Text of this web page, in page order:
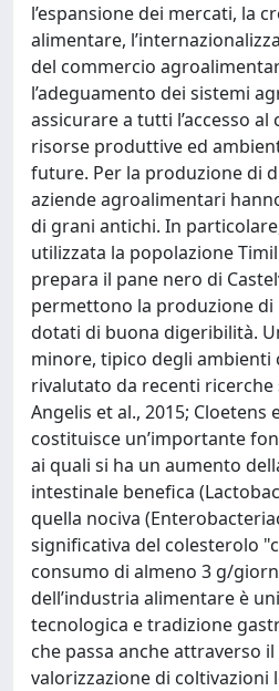
l’espansione dei mercati, la
alimentare,
del commercio
l’adeguamento dei sistemi
assicurare a tutti l’accesso
risorse produttive ed
future. Per la produzione di
aziende agroalimentari
di grani antichi. In
utilizzata la popolazione
prepara il pane nero di
permettono la produzione di
dotati di buona digeribilità.
minore, tipico degli ambienti
rivalutato da recenti ricerche
Angelis et al., 2015; Cloetens
costituisce un’importante
ai quali si ha un aumento
intestinale benefica
quella nociva
significativa del colesterolo
consumo di almeno 3 g/
dell’industria alimentare è
tecnologica e tradizione
che passa anche attraverso
valorizzazione di coltivazioni